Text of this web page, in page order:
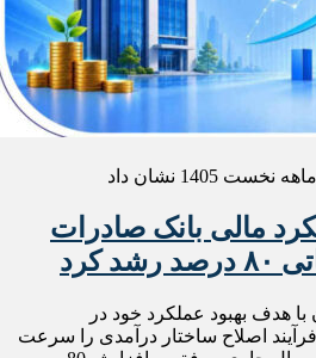
مالی بانک صادرات
کرد
با هدف بهبود عملکرد خود در
اصلاح ساختار درآمدی را سرعت